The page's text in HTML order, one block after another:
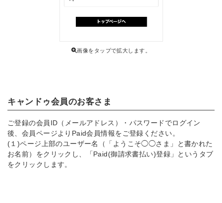
画像をタップで拡大します。
キャンドゥ会員のお客さま
ご登録の会員ID（メールアドレス）・パスワードでログイン
後、会員ページよりPaid会員情報をご登録ください。
(１)ページ上部のユーザー名（「ようこそ◯◯さま」と書かれた
お名前）をクリックし、「Paid(御請求書払い)登録」というタブ
をクリックします。